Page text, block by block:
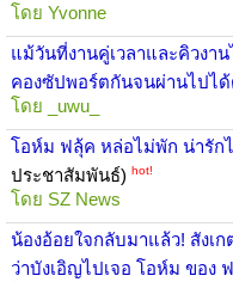
โดย Yvonne
แม้วันที่งานคู่เวลาและคิวงา
คองซัปพอร์ตกันจนผ่านไปไ
โดย _uwu_
โอห์ม ฟลุ้ค หล่อไม่พัก น่ารัก
ประชาสัมพันธ์) hot!
โดย SZ News
น้องอ้อยใจกลับมาแล้ว! สังเ
ว่าบังเอิญไปเจอ โอห์ม ของ